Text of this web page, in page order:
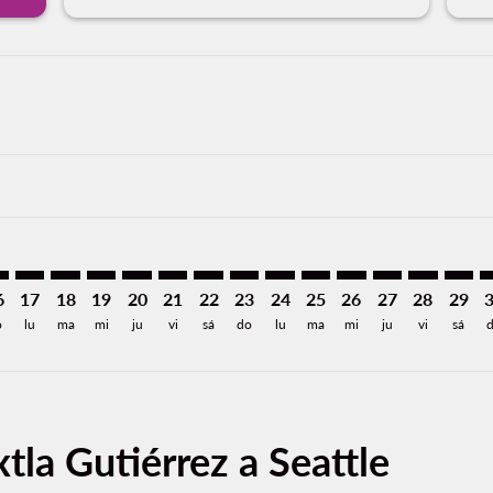
17
lu
18
ma
TGZ–SEA: cmp-view-offers-disclaimer. Encuentre
19
mi
TGZ–SEA: cmp-view-offers-disclaimer.
20
ju
TGZ–SEA: cmp-view-offers-disclaimer.
21
vi
TGZ–SEA: cmp-view-offers-
22
sá
TGZ–SEA: cmp-view-offers-
23
do
TGZ–SEA: cmp-view-
24
lu
TGZ–SEA: cmp-view-
25
ma
TGZ–SEA: cmp-
26
mi
TGZ–SEA:
27
ju
28
vi
29
sá
Gutiérrez a Seattle